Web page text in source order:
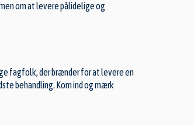
om at levere pålidelige og
fagfolk, der brænder for at levere en
behandling. Kom ind og mærk